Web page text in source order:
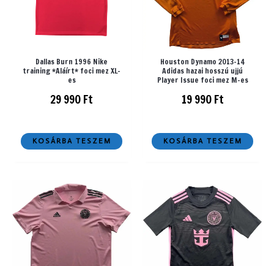
Dallas Burn 1996 Nike
training *Aláírt* foci mez XL-
es
29 990Ft
KOSÁRBA TESZEM
Houston Dynamo 2013-14
Adidas hazai hosszú ujjú
Player Issue foci mez M-es
19 990Ft
KOSÁRBA TESZEM